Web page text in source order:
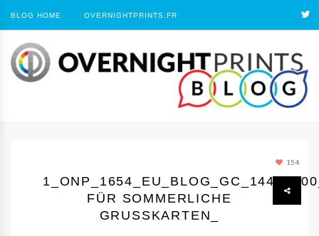
BLOG HOME OVERNIGHTPRINTS.FR
154
FÜR SOMMERLICHE
GRUSSKARTEN_